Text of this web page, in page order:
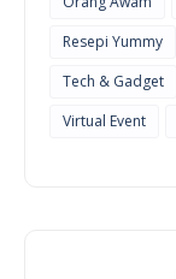
Resepi Yummy
Tech & Gadget
Virtual Event